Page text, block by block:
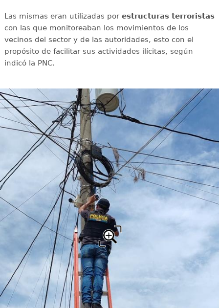
Las mismas eran utilizadas por estructuras terroristas
con las que monitoreaban los movimientos de los
vecinos del sector y de las autoridades, esto con el
propósito de facilitar sus actividades ilícitas, según
indicó la PNC.